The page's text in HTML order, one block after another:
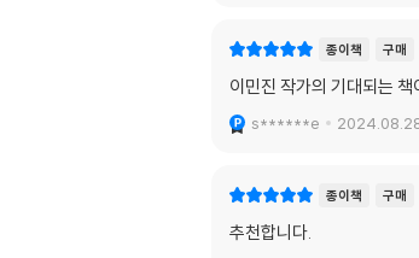
종이책 구매
이민진 작가의 기대되는 책
s******e
종이책 구매
추천합니다.